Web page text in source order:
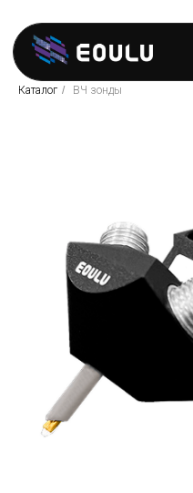
Аксессуары
Каталог / ВЧ зонды